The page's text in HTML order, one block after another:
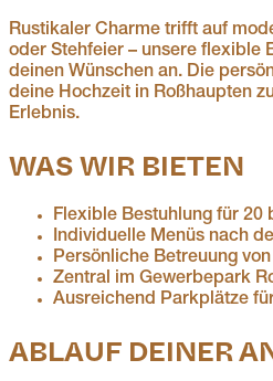
Rustikaler Charme trifft auf
oder Stehfeier – unsere flexible
deinen Wünschen an. Die
deine Hochzeit in Roßhaupten
Erlebnis.
WAS WIR BIETEN
Flexible Bestuhlung für 20
Individuelle Menüs nach
Persönliche Betreuung
Zentral im Gewerbepark
Ausreichend Parkplätze
ABLAUF DEINER